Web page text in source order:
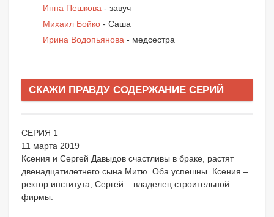
Инна Пешкова - завуч
Михаил Бойко - Саша
Ирина Водопьянова - медсестра
СКАЖИ ПРАВДУ СОДЕРЖАНИЕ СЕРИЙ
СЕРИЯ 1
11 марта 2019
Ксения и Сергей Давыдов счастливы в браке, растят
двенадцатилетнего сына Митю. Оба успешны. Ксения –
ректор института, Сергей – владелец строительной
фирмы.